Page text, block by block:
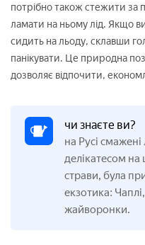
потрібно також стежити за
ламати на ньому лід. Якщо
сидить на льоду, склавши
панікувати. Це природна
дозволяє відпочити,
чи знаєте ви?
на Русі
делікатесом на
страви, була
екзотика:
жайворонки.